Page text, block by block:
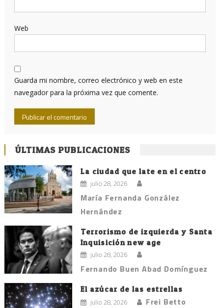
Web
Guarda mi nombre, correo electrónico y web en este
navegador para la próxima vez que comente.
ÚLTIMAS PUBLICACIONES
La ciudad que late en el centro
julio 28, 2026
María Fernanda González
Hernández
Terrorismo de izquierda y Santa
Inquisición new age
julio 28, 2026
Fernando Buen Abad Domínguez
El azúcar de las estrellas
julio 28, 2026 Frei Betto